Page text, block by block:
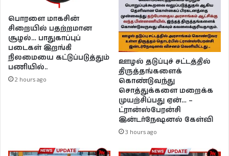
பொரளை மாகசின்
சிறையில் பதற்றமான
சூழல்… பாதுகாப்புப்
படைகள் இறங்கி
நிலமையை கட்டுப்படுத்தும்
பணியில்..
2 hours ago
ஊழல் தடுப்புச் சட்டத்தில்
திருத்தங்களைக்
கொண்டுவந்து
சொத்துக்களை மறைக்க
முயற்சிப்பது ஏன்… –
ட்ரான்ஸ்பேரன்சி
இன்டர்நேஷனல் கேள்வி
3 hours ago